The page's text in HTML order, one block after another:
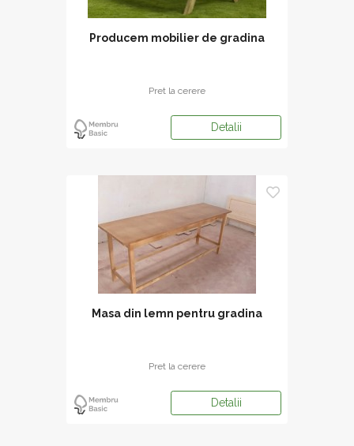
Producem mobilier de gradina
Pret la cerere
Detalii
Masa din lemn pentru gradina
Pret la cerere
Detalii